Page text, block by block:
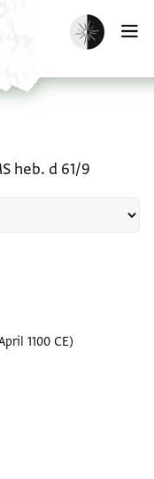
Enable dark
heb. d 61/9
1100 CE)